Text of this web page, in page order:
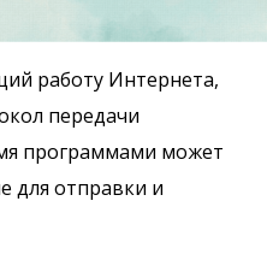
работу Интернета,
передачи
программами может
для отправки и